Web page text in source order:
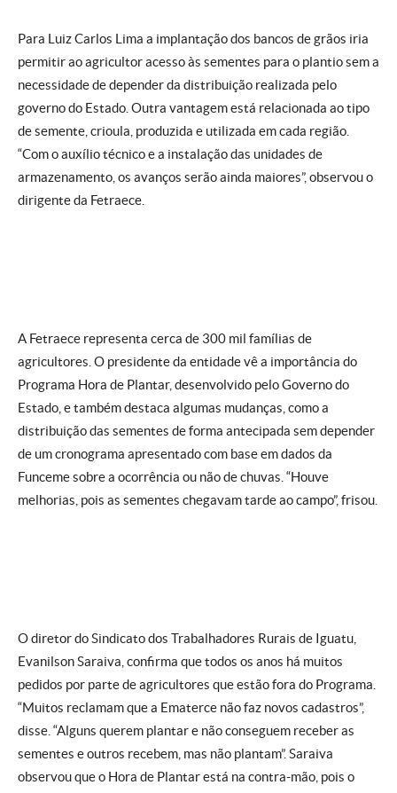
Para Luiz Carlos Lima a implantação dos bancos de grãos iria
permitir ao agricultor acesso às sementes para o plantio sem a
necessidade de depender da distribuição realizada pelo
governo do Estado. Outra vantagem está relacionada ao tipo
de semente, crioula, produzida e utilizada em cada região.
“Com o auxílio técnico e a instalação das unidades de
armazenamento, os avanços serão ainda maiores”, observou o
dirigente da Fetraece.
A Fetraece representa cerca de 300 mil famílias de
agricultores. O presidente da entidade vê a importância do
Programa Hora de Plantar, desenvolvido pelo Governo do
Estado, e também destaca algumas mudanças, como a
distribuição das sementes de forma antecipada sem depender
de um cronograma apresentado com base em dados da
Funceme sobre a ocorrência ou não de chuvas. “Houve
melhorias, pois as sementes chegavam tarde ao campo”, frisou.
O diretor do Sindicato dos Trabalhadores Rurais de Iguatu,
Evanilson Saraiva, confirma que todos os anos há muitos
pedidos por parte de agricultores que estão fora do Programa.
“Muitos reclamam que a Ematerce não faz novos cadastros”,
disse. “Alguns querem plantar e não conseguem receber as
sementes e outros recebem, mas não plantam”. Saraiva
observou que o Hora de Plantar está na contra-mão, pois o